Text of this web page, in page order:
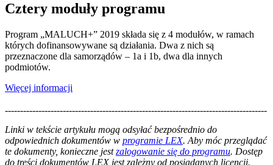
Cztery moduły programu
Program „MALUCH+” 2019 składa się z 4 modułów, w ramach
których dofinansowywane są działania. Dwa z nich są
przeznaczone dla samorządów – 1a i 1b, dwa dla innych
podmiotów.
Więcej informacji
--------------------------------------------------------------------------------------
Linki w tekście artykułu mogą odsyłać bezpośrednio do
odpowiednich dokumentów w programie LEX. Aby móc przeglądać
te dokumenty, konieczne jestzalogowanie się do programu. Dostęp
do treści dokumentów LEX jest zależny od posiadanych licencji.